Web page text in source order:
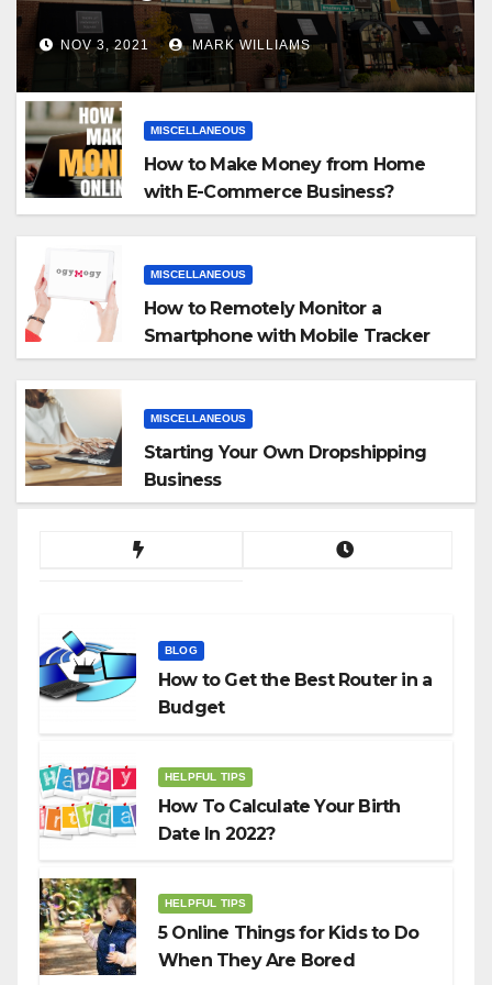
NOV 3, 2021 MARK WILLIAMS
MISCELLANEOUS
How to Make Money from Home
with E-Commerce Business?
MISCELLANEOUS
How to Remotely Monitor a
Smartphone with Mobile Tracker
App
MISCELLANEOUS
Starting Your Own Dropshipping
Business
BLOG
How to Get the Best Router in a
Budget
HELPFUL TIPS
How To Calculate Your Birth
Date In 2022?
HELPFUL TIPS
5 Online Things for Kids to Do
When They Are Bored